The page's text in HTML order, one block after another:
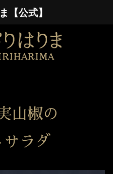
山椒の
サラダ
【公式】